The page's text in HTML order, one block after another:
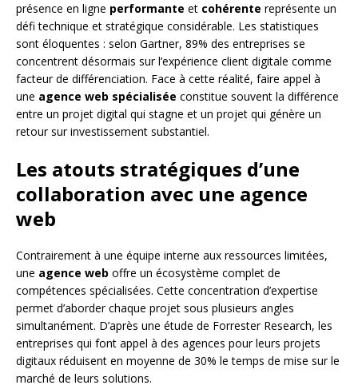
présence en ligne performante et cohérente représente un
défi technique et stratégique considérable. Les statistiques
sont éloquentes : selon Gartner, 89% des entreprises se
concentrent désormais sur l’expérience client digitale comme
facteur de différenciation. Face à cette réalité, faire appel à
une agence web spécialisée constitue souvent la différence
entre un projet digital qui stagne et un projet qui génère un
retour sur investissement substantiel.
Les atouts stratégiques d’une
collaboration avec une agence
web
Contrairement à une équipe interne aux ressources limitées,
une agence web offre un écosystème complet de
compétences spécialisées. Cette concentration d’expertise
permet d’aborder chaque projet sous plusieurs angles
simultanément. D’après une étude de Forrester Research, les
entreprises qui font appel à des agences pour leurs projets
digitaux réduisent en moyenne de 30% le temps de mise sur le
marché de leurs solutions.